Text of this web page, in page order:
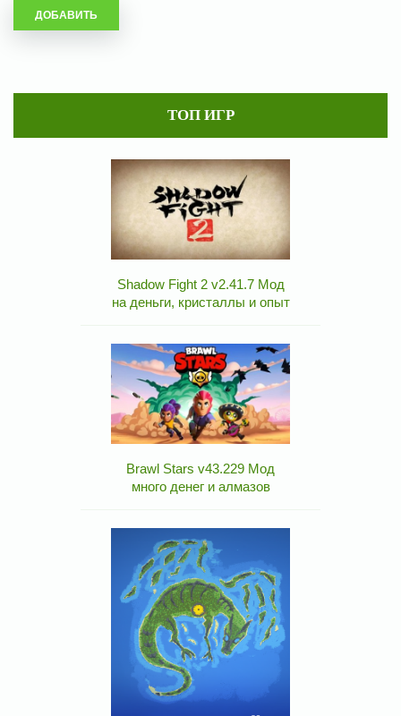
ТОП ИГР
Shadow Fight 2 v2.41.7 Мод
на деньги, кристаллы и опыт
Brawl Stars v43.229 Мод
много денег и алмазов